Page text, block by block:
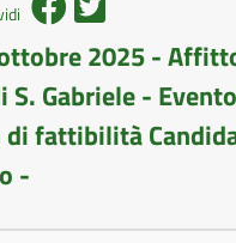
2025 -
S. Gabriele -
di fattibilità
-